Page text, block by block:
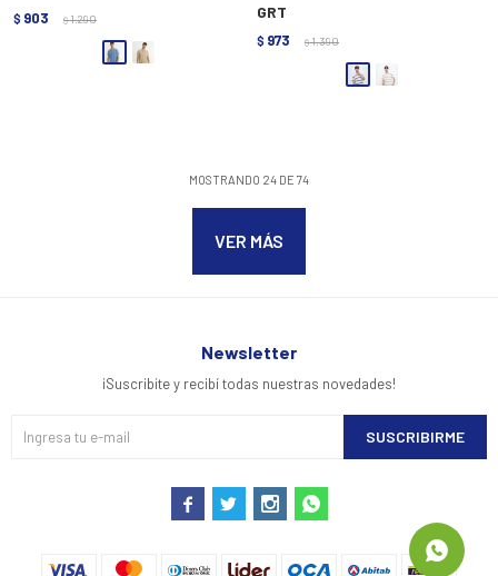
$ 903 $ 1.290
GRT
$ 973 $ 1.390
MOSTRANDO 24 DE 74
VER MÁS
Newsletter
¡Suscribite y recibí todas nuestras novedades!
SUSCRIBIRME
   